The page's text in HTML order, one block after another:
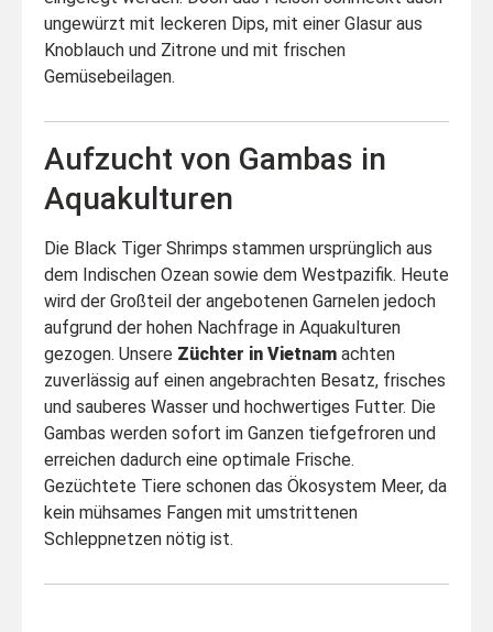
ungewürzt mit leckeren Dips, mit einer Glasur aus
Knoblauch und Zitrone und mit frischen
Gemüsebeilagen.
Aufzucht von Gambas in
Aquakulturen
Die Black Tiger Shrimps stammen ursprünglich aus
dem Indischen Ozean sowie dem Westpazifik. Heute
wird der Großteil der angebotenen Garnelen jedoch
aufgrund der hohen Nachfrage in Aquakulturen
gezogen. Unsere Züchter in Vietnam achten
zuverlässig auf einen angebrachten Besatz, frisches
und sauberes Wasser und hochwertiges Futter. Die
Gambas werden sofort im Ganzen tiefgefroren und
erreichen dadurch eine optimale Frische.
Gezüchtete Tiere schonen das Ökosystem Meer, da
kein mühsames Fangen mit umstrittenen
Schleppnetzen nötig ist.